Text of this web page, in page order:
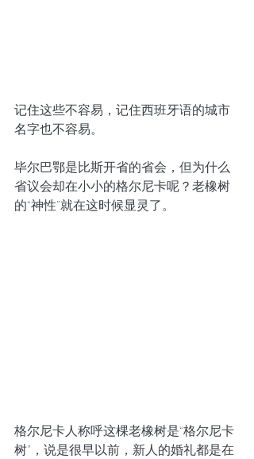
记住这些不容易，记住西班牙语的城市
名字也不容易。
毕尔巴鄂是比斯开省的省会，但为什么
省议会却在小小的格尔尼卡呢？老橡树
的“神性”就在这时候显灵了。
格尔尼卡人称呼这棵老橡树是“格尔尼卡
树”，说是很早以前，新人的婚礼都是在